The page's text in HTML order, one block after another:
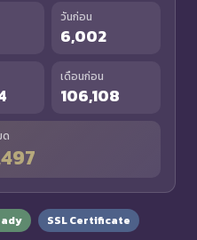
วันก่อน
6,002
เดือนก่อน
106,108
ด
SSL Certificate